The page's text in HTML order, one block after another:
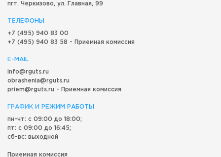
пгт. Черкизово, ул. Главная, 99
ТЕЛЕФОНЫ
+7 (495) 940 83 00
+7 (495) 940 83 58 - Приемная комиссия
E-MAIL
info@rguts.ru
obrashenia@rguts.ru
priem@rguts.ru - Приемная комиссия
ГРАФИК И РЕЖИМ РАБОТЫ
пн-чт: с 09:00 до 18:00;
пт: с 09:00 до 16:45;
сб-вс: выходной
Приемная комиссия